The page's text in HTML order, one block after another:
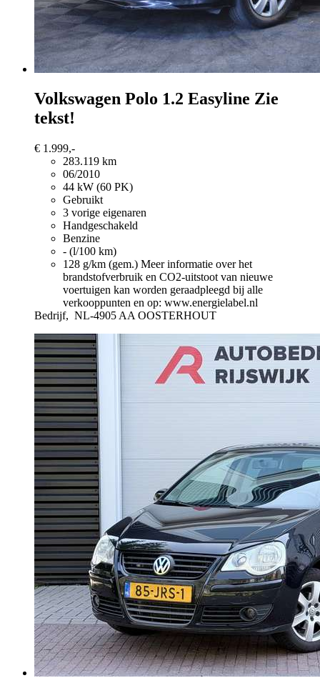
Volkswagen Polo 1.2 Easyline Zie
tekst!
€ 1.999,-
283.119 km
06/2010
44 kW (60 PK)
Gebruikt
3 vorige eigenaren
Handgeschakeld
Benzine
- (l/100 km)
128 g/km (gem.) Meer informatie over het
brandstofverbruik en CO2-uitstoot van nieuwe
voertuigen kan worden geraadpleegd bij alle
verkooppunten en op: www.energielabel.nl
Bedrijf, NL-4905 AA OOSTERHOUT